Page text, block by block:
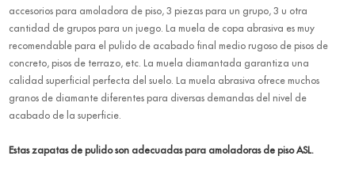
accesorios para amoladora de piso, 3 piezas para un grupo, 3 u otra
cantidad de grupos para un juego. La muela de copa abrasiva es muy
recomendable para el pulido de acabado final medio rugoso de pisos de
concreto, pisos de terrazo, etc. La muela diamantada garantiza una
calidad superficial perfecta del suelo. La muela abrasiva ofrece muchos
granos de diamante diferentes para diversas demandas del nivel de
acabado de la superficie.
Estas zapatas de pulido son adecuadas para amoladoras de piso ASL.